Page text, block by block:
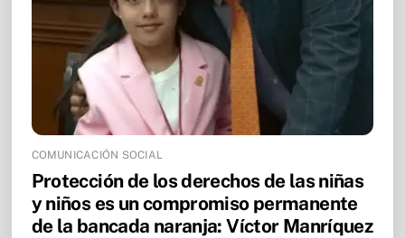
COMUNICACIÓN SOCIAL
Protección de los derechos de las niñas
y niños es un compromiso permanente
de la bancada naranja: Víctor Manríquez